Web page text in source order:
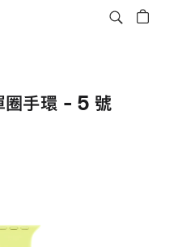
圈手環 - 5 號